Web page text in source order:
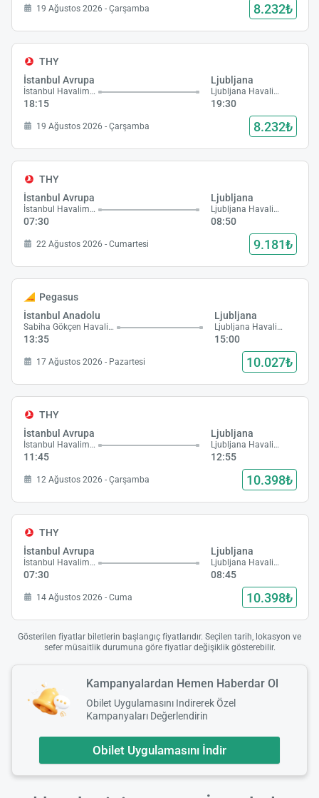
19 Ağustos 2026 - Çarşamba 8.232₺
THY
İstanbul Avrupa
İstanbul Havalimanı
18:15
Ljubljana
Ljubljana Havalimanı
19:30
19 Ağustos 2026 - Çarşamba 8.232₺
THY
İstanbul Avrupa
İstanbul Havalimanı
07:30
Ljubljana
Ljubljana Havalimanı
08:50
22 Ağustos 2026 - Cumartesi 9.181₺
Pegasus
İstanbul Anadolu
Sabiha Gökçen Havalimanı
13:35
Ljubljana
Ljubljana Havalimanı
15:00
17 Ağustos 2026 - Pazartesi 10.027₺
THY
İstanbul Avrupa
İstanbul Havalimanı
11:45
Ljubljana
Ljubljana Havalimanı
12:55
12 Ağustos 2026 - Çarşamba 10.398₺
THY
İstanbul Avrupa
İstanbul Havalimanı
07:30
Ljubljana
Ljubljana Havalimanı
08:45
14 Ağustos 2026 - Cuma 10.398₺
Gösterilen fiyatlar biletlerin başlangıç fiyatlarıdır. Seçilen tarih, lokasyon ve
sefer müsaitlik durumuna göre fiyatlar değişiklik gösterebilir.
Kampanyalardan Hemen Haberdar Ol
Obilet Uygulamasını Indirerek Özel
Kampanyaları Değerlendirin
Obilet Uygulamasını İndir